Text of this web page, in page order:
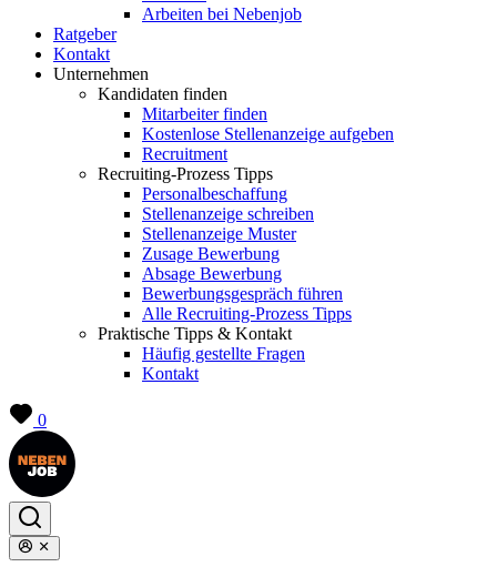
Arbeiten bei Nebenjob
Ratgeber
Kontakt
Unternehmen
Kandidaten finden
Mitarbeiter finden
Kostenlose Stellenanzeige aufgeben
Recruitment
Recruiting-Prozess Tipps
Personalbeschaffung
Stellenanzeige schreiben
Stellenanzeige Muster
Zusage Bewerbung
Absage Bewerbung
Bewerbungsgespräch führen
Alle Recruiting-Prozess Tipps
Praktische Tipps & Kontakt
Häufig gestellte Fragen
Kontakt
0